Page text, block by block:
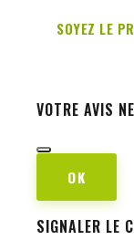
SOYEZ LE
VOTRE AVIS
OK
SIGNALER LE